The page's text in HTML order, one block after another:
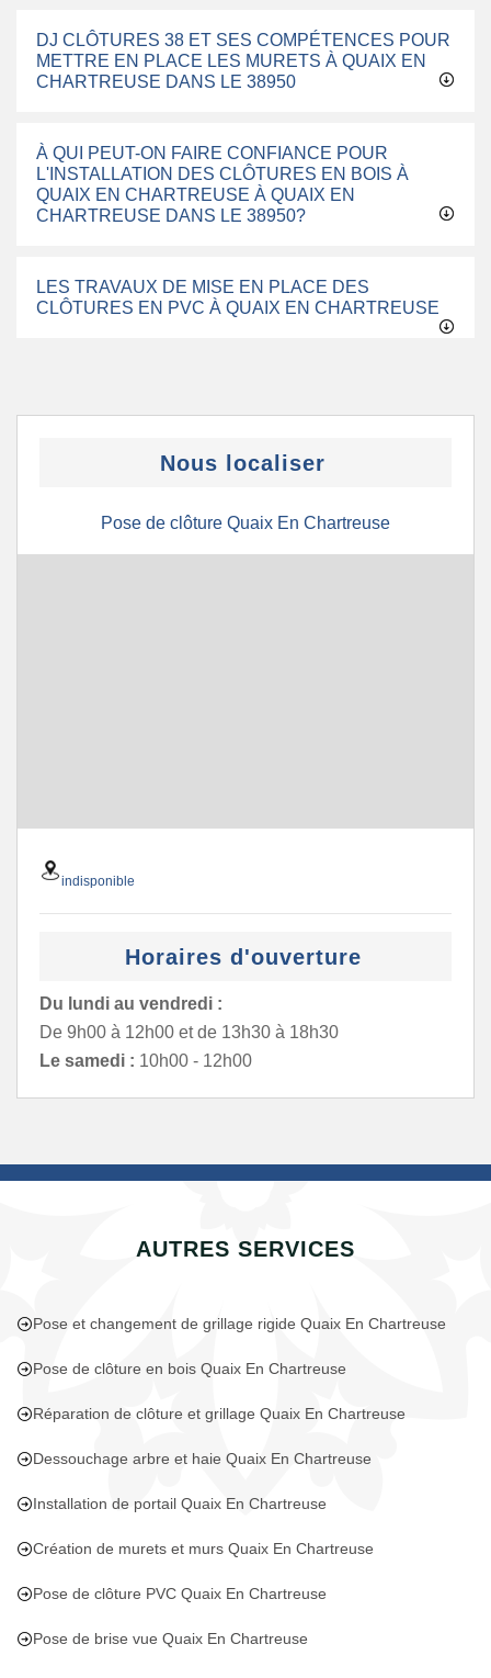
DJ CLÔTURES 38 ET SES COMPÉTENCES POUR
METTRE EN PLACE LES MURETS À QUAIX EN
CHARTREUSE DANS LE 38950
À QUI PEUT-ON FAIRE CONFIANCE POUR
L'INSTALLATION DES CLÔTURES EN BOIS À
QUAIX EN CHARTREUSE À QUAIX EN
CHARTREUSE DANS LE 38950?
LES TRAVAUX DE MISE EN PLACE DES
CLÔTURES EN PVC À QUAIX EN CHARTREUSE
Nous localiser
Pose de clôture Quaix En Chartreuse
indisponible
Horaires d'ouverture
Du lundi au vendredi :
De 9h00 à 12h00 et de 13h30 à 18h30
Le samedi : 10h00 - 12h00
AUTRES SERVICES
Pose et changement de grillage rigide Quaix En Chartreuse
Pose de clôture en bois Quaix En Chartreuse
Réparation de clôture et grillage Quaix En Chartreuse
Dessouchage arbre et haie Quaix En Chartreuse
Installation de portail Quaix En Chartreuse
Création de murets et murs Quaix En Chartreuse
Pose de clôture PVC Quaix En Chartreuse
Pose de brise vue Quaix En Chartreuse